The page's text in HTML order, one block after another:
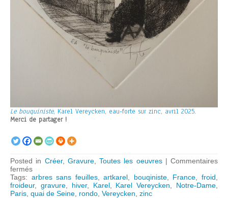
Le bouquiniste, Karel Vereycken, eau-forte sur zinc, avril 2025.
Merci de partager !
Posted in Créer, Gravure, Toutes les oeuvres| Commentaires
ferméssur
Le
bouquiniste
Tags: arbres sans feuilles,artkarel bouqiniste, France ,froid
froideur, gravure, hiver, Karel, Karel Vereycken Notre-Dame
Paris quai de Seine rondo Vereycken zinc